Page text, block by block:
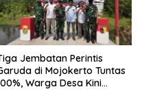
Jembatan Perintis
di Mojokerto Tuntas
Warga Desa Kini